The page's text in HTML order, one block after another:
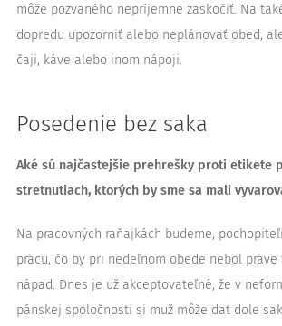
môže pozvaného nepríjemne zaskočiť. Na
dopredu upozorniť alebo neplánovať obed,
čaji, káve alebo inom nápoji.
Posedenie bez saka
Aké sú najčastejšie prehrešky proti etikete
stretnutiach, ktorých by sme sa mali
Na pracovných raňajkách budeme,
prácu, čo by pri nedeľnom obede nebol
nápad. Dnes je už akceptovateľné, že v
pánskej spoločnosti si muž môže dať dole